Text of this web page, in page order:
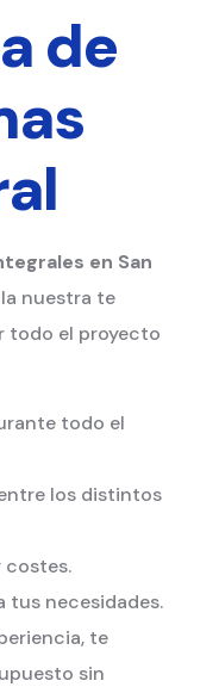
de
en San
nuestra te
todo el proyecto
todo el
los distintos
costes.
tus necesidades.
te
sin